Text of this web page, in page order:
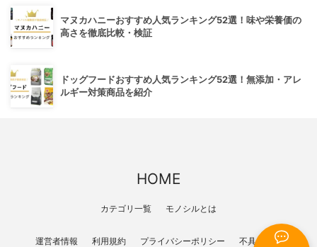
マヌカハニーおすすめ人気ランキング52選！味や栄養価の
高さを徹底比較・検証
ドッグフードおすすめ人気ランキング52選！無添加・アレ
ルギー対策商品を紹介
HOME
カテゴリ一覧 モノシルとは
運営者情報 利用規約 プライバシーポリシー 不具合報告